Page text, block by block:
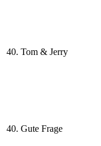
40. Tom & Jerry
40. Gute Frage